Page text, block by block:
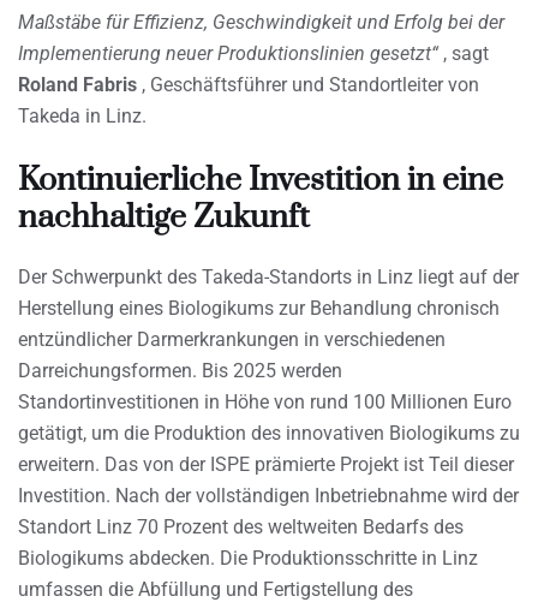
Maßstäbe für Effizienz, Geschwindigkeit und Erfolg bei der
Implementierung neuer Produktionslinien gesetzt“, sagt
Roland Fabris , Geschäftsführer und Standortleiter von
Takeda in Linz.
Kontinuierliche Investition in eine
nachhaltige Zukunft
Der Schwerpunkt des Takeda-Standorts in Linz liegt auf der
Herstellung eines Biologikums zur Behandlung chronisch
entzündlicher Darmerkrankungen in verschiedenen
Darreichungsformen. Bis 2025 werden
Standortinvestitionen in Höhe von rund 100 Millionen Euro
getätigt, um die Produktion des innovativen Biologikums zu
erweitern. Das von der ISPE prämierte Projekt ist Teil dieser
Investition. Nach der vollständigen Inbetriebnahme wird der
Standort Linz 70 Prozent des weltweiten Bedarfs des
Biologikums abdecken. Die Produktionsschritte in Linz
umfassen die Abfüllung und Fertigstellung des